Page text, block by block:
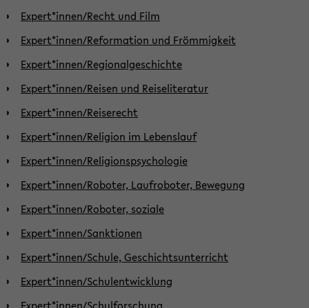
Expert*innen/Recht und Film
Expert*innen/Reformation und Frömmigkeit
Expert*innen/Regionalgeschichte
Expert*innen/Reisen und Reiseliteratur
Expert*innen/Reiserecht
Expert*innen/Religion im Lebenslauf
Expert*innen/Religionspsychologie
Expert*innen/Roboter, Laufroboter, Bewegung
Expert*innen/Roboter, soziale
Expert*innen/Sanktionen
Expert*innen/Schule, Geschichtsunterricht
Expert*innen/Schulentwicklung